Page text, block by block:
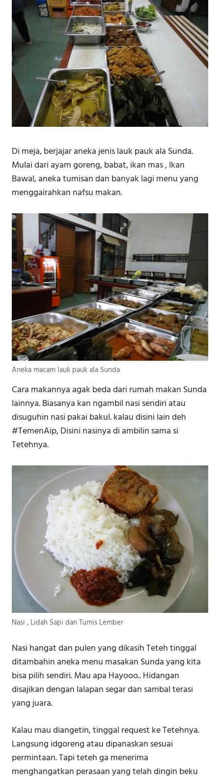
Di meja, berjajar aneka jenis lauk pauk ala Sunda.
Mulai dari ayam goreng, babat, ikan mas , Ikan
Bawal, aneka tumisan dan banyak lagi menu yang
menggairahkan nafsu makan.
Aneka macam lauk pauk ala Sunda
Cara makannya agak beda dari rumah makan Sunda
lainnya. Biasanya kan ngambil nasi sendiri atau
disuguhin nasi pakai bakul. kalau disini lain deh
#TemenAip, Disini nasinya di ambilin sama si
Tetehnya.
Nasi , Lidah Sapi dan Tumis Lember
Nasi hangat dan pulen yang dikasih Teteh tinggal
ditambahin aneka menu masakan Sunda yang kita
bisa pilih sendiri. Mau apa Hayooo.. Hidangan
disajikan dengan lalapan segar dan sambal terasi
yang juara.
Kalau mau diangetin, tinggal request ke Tetehnya.
Langsung idgoreng atau dipanaskan sesuai
permintaan. Tapi teteh ga menerima
menghangatkan perasaan yang telah dingin beku